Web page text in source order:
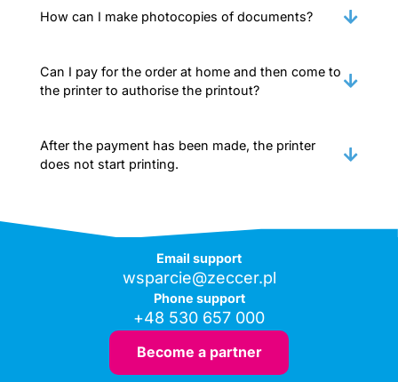
How can I make photocopies of documents?
Can I pay for the order at home and then come to
the printer to authorise the printout?
After the payment has been made, the printer
does not start printing.
Email support
wsparcie@zeccer.pl
Phone support
+48 530 657 000
Become a partner